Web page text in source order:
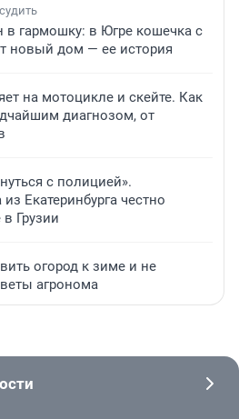
гармошку: в Югре кошечка с
новый дом — ее история
на мотоцикле и скейте. Как
диагнозом, от
с полицией».
Екатеринбурга честно
Грузии
огород к зиме и не
агронома